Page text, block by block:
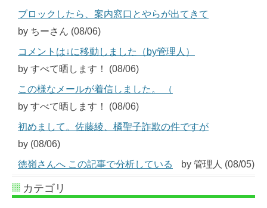
ブロックしたら、案内窓口とやらが出てきて
by ちーさん (08/06)
コメントは↓に移動しました（by管理人）
by すべて晒します！ (08/06)
この様なメールが着信しました。 （
by すべて晒します！ (08/06)
初めまして。佐藤綾、橘聖子詐欺の件ですが
by (08/06)
徳嶺さんへ この記事で分析している
by 管理人 (08/05)
カテゴリ